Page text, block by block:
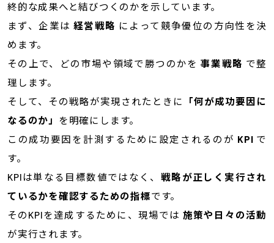
終的な成果へと結びつくのかを示しています。
まず、企業は 経営戦略 によって競争優位の方向性を決
めます。
その上で、どの市場や領域で勝つのかを事業戦略 で整
理します。
そして、その戦略が実現されたときに
「何が成功要因に
なるのか」 を明確にします。
この成功要因を計測するために設定されるのが KPI で
す。
KPIは単なる目標数値ではなく、 戦略が正しく実行され
ているかを確認するための指標です。
そのKPIを達成するために、現場では 施策や日々の活動
が実行されます。